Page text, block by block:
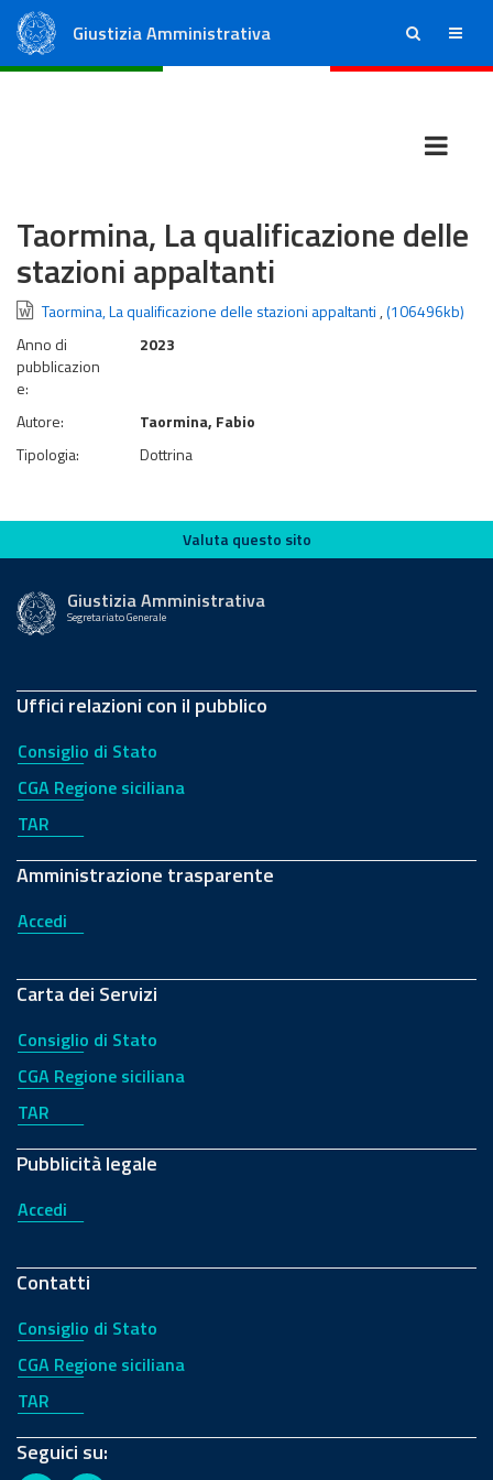
Giustizia Amministrativa ricerca menu
Taormina, La qualificazione delle
stazioni appaltanti
Taormina, La qualificazione delle stazioni appaltanti ,(106496kb)
Anno di
pubblicazion
e:
2023
Autore:
Taormina, Fabio
Tipologia:
Dottrina
Valuta questo sito
Valuta questo sito
Giustizia Amministrativa
Segretariato Generale
Uffici relazioni con il pubblico
Consiglio di Stato
CGA Regione siciliana
TAR
Amministrazione trasparente
Accedi
Carta dei Servizi
Consiglio di Stato
CGA Regione siciliana
TAR
Pubblicità legale
Accedi
Contatti
Consiglio di Stato
CGA Regione siciliana
TAR
Seguici su: